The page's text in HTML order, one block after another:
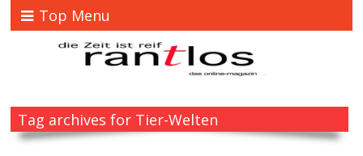
Top Menu
Tag archives for Tier-Welten